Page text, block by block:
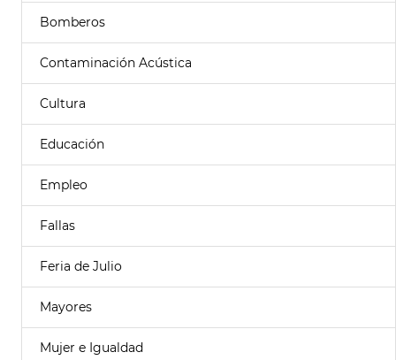
Bomberos
Contaminación Acústica
Cultura
Educación
Empleo
Fallas
Feria de Julio
Mayores
Mujer e Igualdad